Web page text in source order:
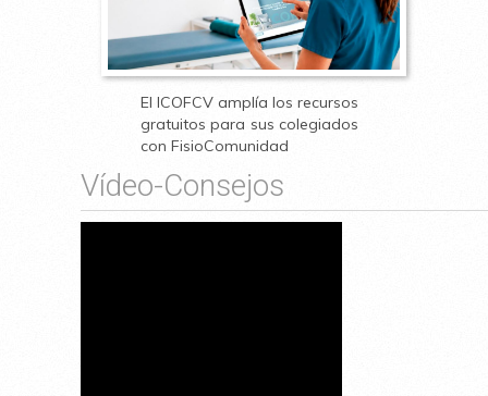
El ICOFCV amplía los recursos
gratuitos para sus colegiados
con FisioComunidad
Vídeo-Consejos